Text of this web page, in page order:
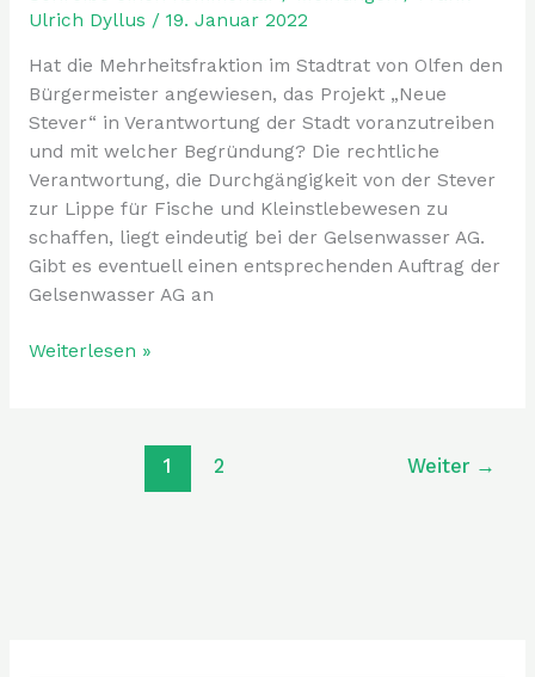
Ulrich Dyllus / 19. Januar 2022
Hat die Mehrheitsfraktion im Stadtrat von Olfen den
Bürgermeister angewiesen, das Projekt „Neue
Stever“ in Verantwortung der Stadt voranzutreiben
und mit welcher Begründung? Die rechtliche
Verantwortung, die Durchgängigkeit von der Stever
zur Lippe für Fische und Kleinstlebewesen zu
schaffen, liegt eindeutig bei der Gelsenwasser AG.
Gibt es eventuell einen entsprechenden Auftrag der
Gelsenwasser AG an
Olfener
Weiterlesen »
1 2 Weiter →